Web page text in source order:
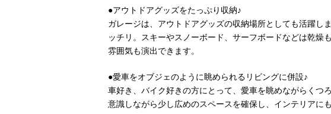
●アウトドアグッズをたっぷり収納♪
ガレージは、アウトドアグッズの収納場所としても活躍し
ッチリ。スキーやスノーボード、サーフボードなどは乾燥
雰囲気も演出できます。
●愛車をオブジェのように眺められるリビングに併設♪
車好き、バイク好きの方にとって、愛車を眺めながらくつ
意識しながら少し広めのスペースを確保し、インテリアに